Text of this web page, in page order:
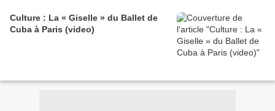
Culture : La « Giselle » du Ballet de
Cuba à Paris (video)